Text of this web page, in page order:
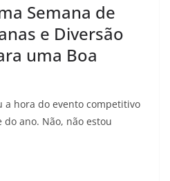
Semana de
e Diversão
uma Boa
a hora do evento competitivo
ano. Não, não estou